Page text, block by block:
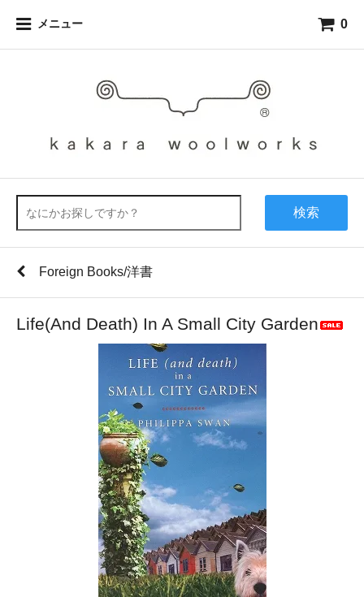
メニュー 0
検索
Foreign Books/洋書
Life(And Death) In A Small City Garden